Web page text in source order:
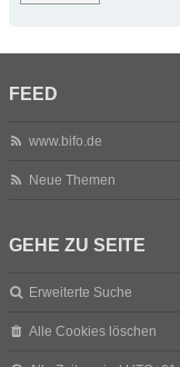
FEED
www.bifo.de
Neue Themen
GEHE ZU SEITE
Erweiterte Suche
Alle Cookies löschen